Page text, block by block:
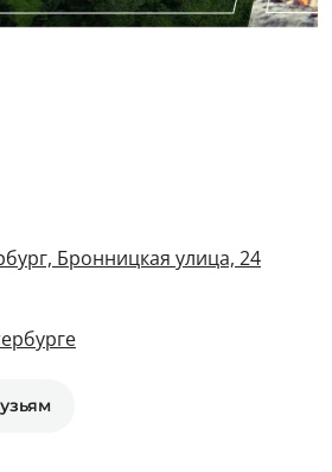
Бронницкая улица, 24